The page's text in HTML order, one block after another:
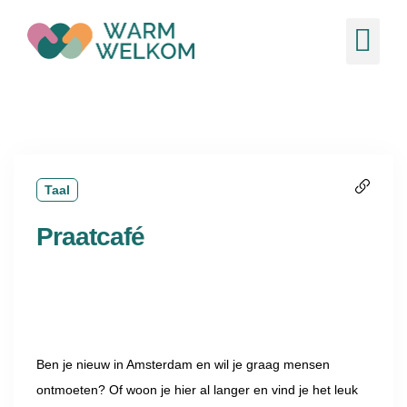
inhoud
Taal
Praatcafé
Ben je nieuw in Amsterdam en wil je graag mensen
ontmoeten? Of woon je hier al langer en vind je het leuk